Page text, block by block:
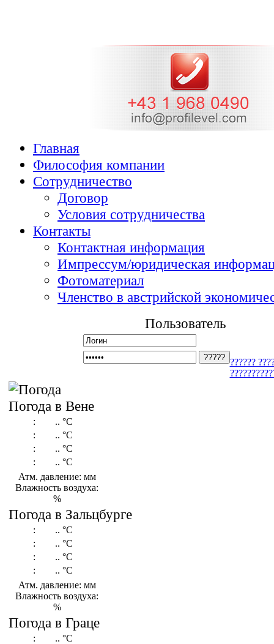
Главная
Философия компании
Cотрудничество
Договор
Условия сотрудничества
Контакты
Контактная информация
Импрессум/юридическая
Фотоматериал
Членство в австрийской
Пользователь
??????
Погода в Вене
: .. °C
:
.. °C
:
.. °C
:
.. °C
Атм. давление: мм
Влажность воздуха:
%
Погода в Зальцбурге
: .. °C
:
.. °C
:
.. °C
:
.. °C
Атм. давление: мм
Влажность воздуха:
%
Погода в Граце
: .. °C